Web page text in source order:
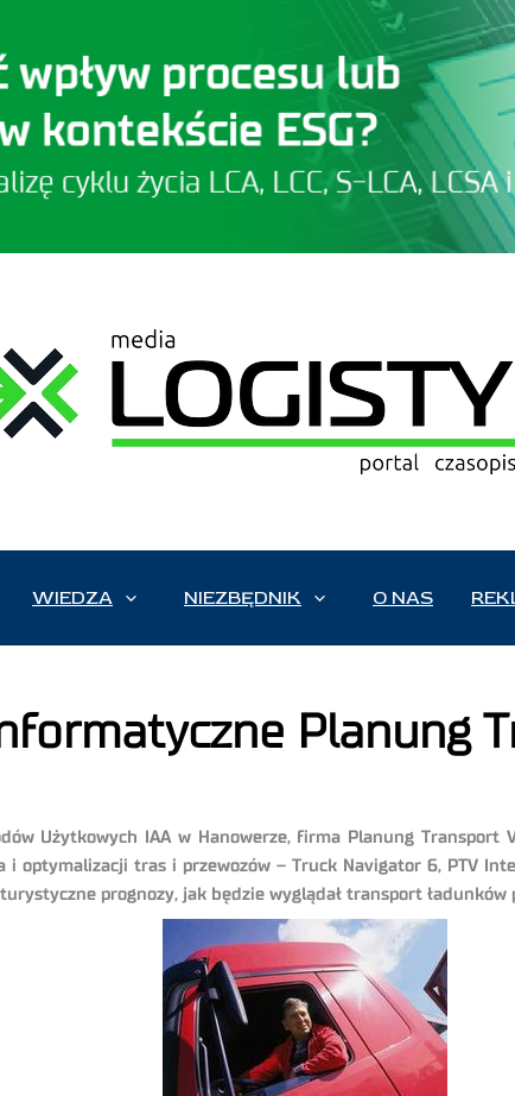
WIEDZA NIEZBĘDNIK O NAS
Planung
Użytkowych IAA w Hanowerze, firma Planung Transport
i optymalizacji tras i przewozów – Truck Navigator 6, PTV
prognozy, jak będzie wyglądał transport ładunków